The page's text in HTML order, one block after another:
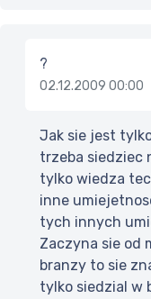
?
02.12.2009 00:00
Jak sie jest
trzeba siedziec
tylko wiedza
inne
tych innych
Zaczyna sie od
branzy to sie
tylko siedzial w